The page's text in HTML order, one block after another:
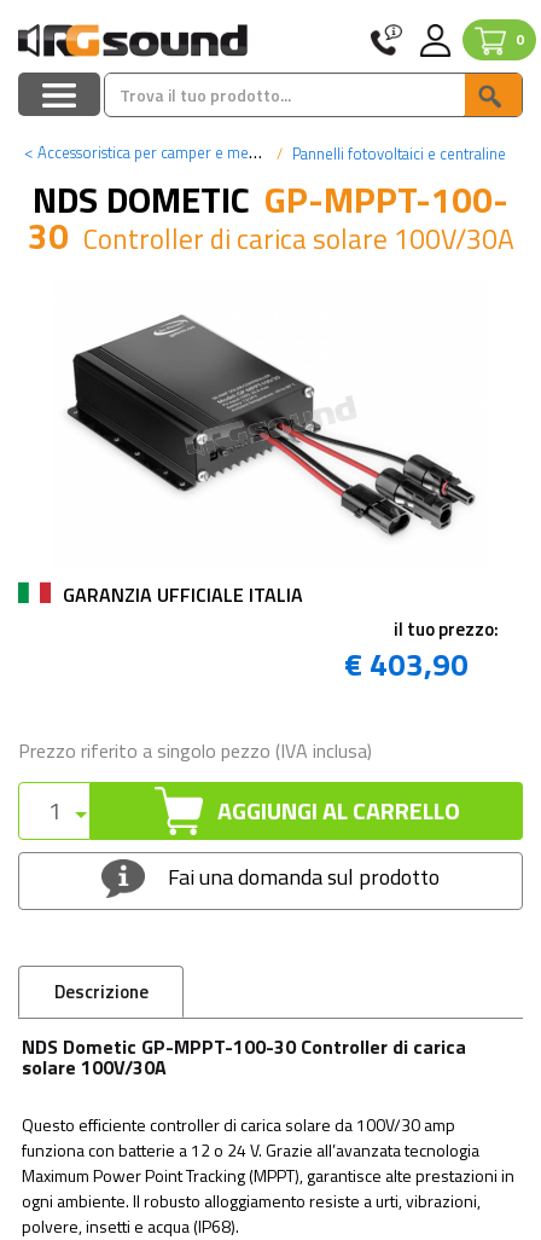
0
< Accessoristica per camper e mezzi pesanti Pannelli fotovoltaici e centraline
NDS DOMETIC GP-MPPT-100-
30 Controller di carica solare 100V/30A
GARANZIA UFFICIALE ITALIA
il tuo prezzo:
€ 403,90
Prezzo riferito a singolo pezzo (IVA inclusa)
AGGIUNGI AL CARRELLO
Fai una domanda sul prodotto
Descrizione
NDS Dometic GP-MPPT-100-30 Controller di carica
solare 100V/30A
Questo efficiente controller di carica solare da 100V/30 amp
funziona con batterie a 12 o 24 V. Grazie all’avanzata tecnologia
Maximum Power Point Tracking (MPPT), garantisce alte prestazioni in
ogni ambiente. Il robusto alloggiamento resiste a urti, vibrazioni,
polvere, insetti e acqua (IP68).